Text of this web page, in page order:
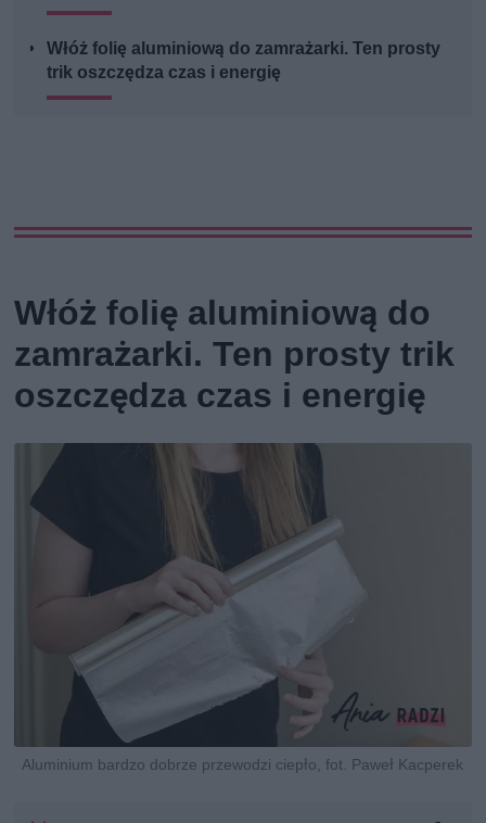
Włóż folię aluminiową do zamrażarki. Ten prosty
trik oszczędza czas i energię
Włóż folię aluminiową do
zamrażarki. Ten prosty trik
oszczędza czas i energię
Aluminium bardzo dobrze przewodzi ciepło, fot. Paweł Kacperek